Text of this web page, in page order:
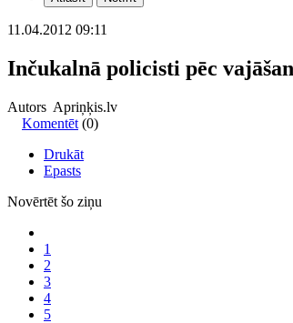
11.04.2012 09:11
Inčukalnā policisti pēc
Autors Apriņķis.lv
Komentēt (0)
Drukāt
Epasts
Novērtēt šo ziņu
1
2
3
4
5